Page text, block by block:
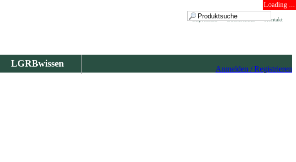
Loading ...
Kontakt
Datenschutz
Impressum
LGRBwissen
Anmelden / Registrieren